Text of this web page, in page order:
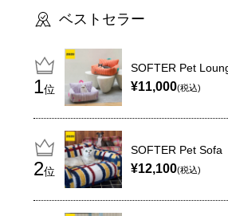
ベストセラー
位
SOFTER Pet
¥11,000(税込)
位
SOFTER Pet Sofa
¥12,100(税込)